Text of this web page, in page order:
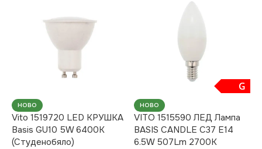
НОВО
Vito 1519720 LED КРУШКА
Basis GU10 5W 6400K
(Студенобяло)
G
НОВО
VITO 1515590 ЛЕД Лампа
BASIS CANDLE C37 E14
6.5W 507Lm 2700K